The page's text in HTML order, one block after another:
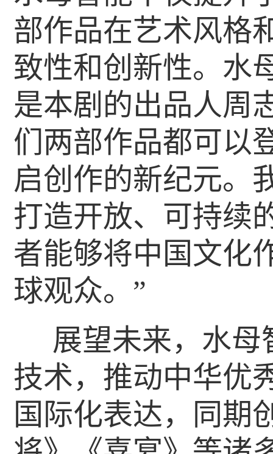
部作品在艺术风格
致性和创新性。水
是本剧的出品人周
们两部作品都可以
启创作的新纪元。
打造开放、可持续
者能够将中国文化
球观众。”
展望未来，水
技术，推动中华优
国际化表达，同期